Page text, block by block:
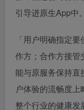
引导进原生App中。
「用户明确指定
作方；合作方接管
能与原服务保持直
户体验的流畅度
整个行业的健康发